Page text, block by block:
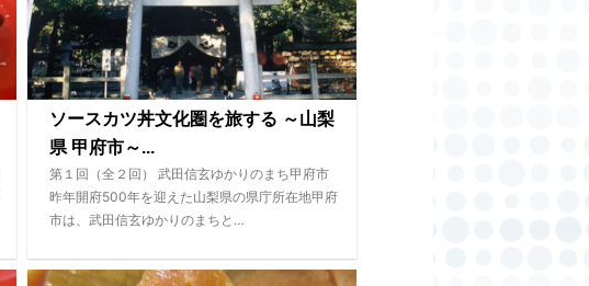
ソースカツ丼文化圏を旅する ～山梨
県 甲府市～...
第１回（全２回） 武田信玄ゆかりのまち甲府市
昨年開府500年を迎えた山梨県の県庁所在地甲府
市は、武田信玄ゆかりのまちと…